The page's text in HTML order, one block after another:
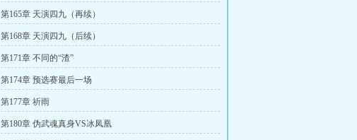
第165章 天演四九（再续）
第168章 天演四九（后续）
第171章 不同的“渣”
第174章 预选赛最后一场
第177章 祈雨
第180章 伪武魂真身VS冰凤凰